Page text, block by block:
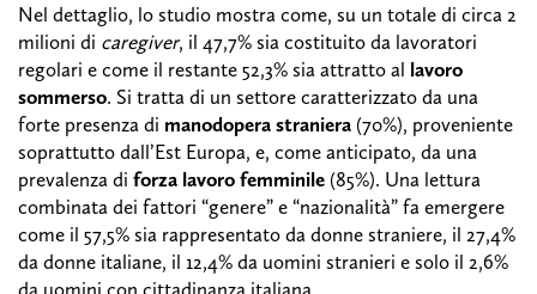
Nel dettaglio, lo studio mostra come, su un totale di circa 2
milioni di caregiver, il 47,7% sia costituito da lavoratori
regolari e come il restante 52,3% sia attratto al lavoro
sommerso. Si tratta di un settore caratterizzato da una
forte presenza di manodopera straniera (70%), proveniente
soprattutto dall’Est Europa, e, come anticipato, da una
prevalenza di forza lavoro femminile (85%). Una lettura
combinata dei fattori “genere” e “nazionalità” fa emergere
come il 57,5% sia rappresentato da donne straniere, il 27,4%
da donne italiane, il 12,4% da uomini stranieri e solo il 2,6%
da uomini con cittadinanza italiana.